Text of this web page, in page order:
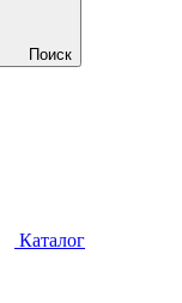
Поиск
Каталог